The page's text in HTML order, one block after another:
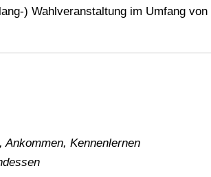
) Wahlveranstaltung im Umfang von
Ankommen, Kennenlernen